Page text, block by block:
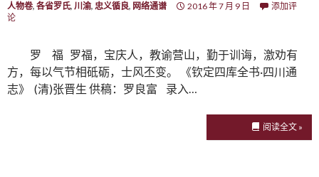
人物卷, 各省罗氏, 川渝, 忠义循良, 网络通谱 2016 年 7 月 9 日
添加评
论
罗 福 罗福，宝庆人，教谕营山，勤于训诲，激劝有
方，每以气节相砥砺，士风丕变。 《钦定四库全书·四川通
志》 (清)张晋生 供稿：罗良富 录入…
阅读全文 »